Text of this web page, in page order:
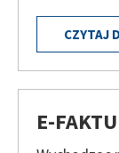
CZYTAJ
E-